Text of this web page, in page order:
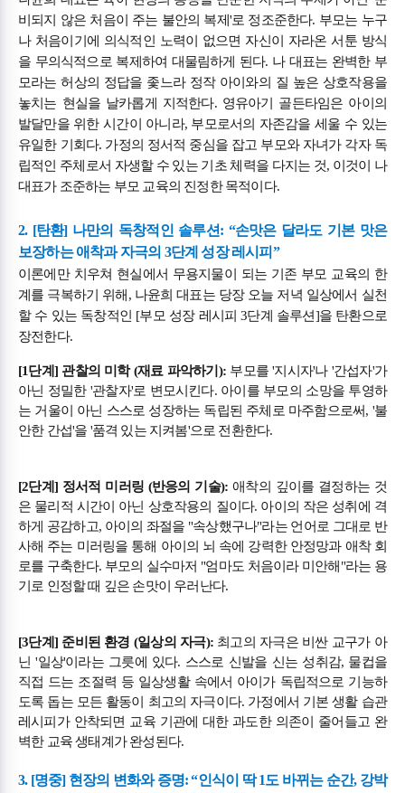
비되지 않은 처음이 주는 불안의 복제'로 정조준한다. 부모는 누구
나 처음이기에 의식적인 노력이 없으면 자신이 자라온 서툰 방식
을 무의식적으로 복제하여 대물림하게 된다. 나 대표는 완벽한 부
모라는 허상의 정답을 좇느라 정작 아이와의 질 높은 상호작용을
놓치는 현실을 날카롭게 지적한다. 영유아기 골든타임은 아이의
발달만을 위한 시간이 아니라, 부모로서의 자존감을 세울 수 있는
유일한 기회다. 가정의 정서적 중심을 잡고 부모와 자녀가 각자 독
립적인 주체로서 자생할 수 있는 기초 체력을 다지는 것, 이것이 나
대표가 조준하는 부모 교육의 진정한 목적이다.
2. [탄환] 나만의 독창적인 솔루션: “손맛은 달라도 기본 맛은
보장하는 애착과 자극의 3단계 성장 레시피”
이론에만 치우쳐 현실에서 무용지물이 되는 기존 부모 교육의 한
계를 극복하기 위해, 나윤희 대표는 당장 오늘 저녁 일상에서 실천
할 수 있는 독창적인 [부모 성장 레시피 3단계 솔루션]을 탄환으로
장전한다.
[1단계] 관찰의 미학 (재료 파악하기): 부모를 '지시자'나 '간섭자'가
아닌 정밀한 '관찰자'로 변모시킨다. 아이를 부모의 소망을 투영하
는 거울이 아닌 스스로 성장하는 독립된 주체로 마주함으로써, '불
안한 간섭'을 '품격 있는 지켜봄'으로 전환한다.
[2단계] 정서적 미러링 (반응의 기술): 애착의 깊이를 결정하는 것
은 물리적 시간이 아닌 상호작용의 질이다. 아이의 작은 성취에 격
하게 공감하고, 아이의 좌절을 "속상했구나"라는 언어로 그대로 반
사해 주는 미러링을 통해 아이의 뇌 속에 강력한 안정망과 애착 회
로를 구축한다. 부모의 실수마저 "엄마도 처음이라 미안해"라는 용
기로 인정할 때 깊은 손맛이 우러난다.
[3단계] 준비된 환경 (일상의 자극):최고의 자극은 비싼 교구가 아
닌 '일상'이라는 그릇에 있다. 스스로 신발을 신는 성취감, 물컵을
직접 드는 조절력 등 일상생활 속에서 아이가 독립적으로 기능하
도록 돕는 모든 활동이 최고의 자극이다. 가정에서 기본 생활 습관
레시피가 안착되면 교육 기관에 대한 과도한 의존이 줄어들고 완
벽한 교육 생태계가 완성된다.
3. [명중] 현장의 변화와 증명: “인식이 딱 1도 바뀌는 순간, 강박